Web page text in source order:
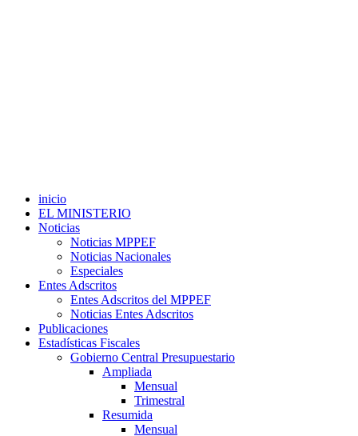
inicio
EL MINISTERIO
Noticias
Noticias MPPEF
Noticias Nacionales
Especiales
Entes Adscritos
Entes Adscritos del MPPEF
Noticias Entes Adscritos
Publicaciones
Estadísticas Fiscales
Gobierno Central Presupuestario
Ampliada
Mensual
Trimestral
Resumida
Mensual